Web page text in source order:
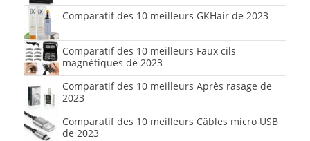
Comparatif des 10 meilleurs GKHair de 2023
Comparatif des 10 meilleurs Faux cils
magnétiques de 2023
Comparatif des 10 meilleurs Après rasage de
2023
Comparatif des 10 meilleurs Câbles micro USB
de 2023